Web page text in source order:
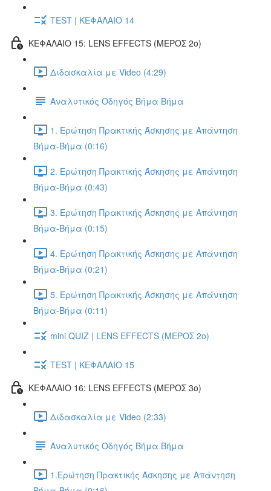
TEST | ΚΕΦΑΛΑΙΟ 14
ΚΕΦΑΛΑΙΟ 15: LENS EFFECTS (ΜΕΡΟΣ 2o)
Διδασκαλία με Video (4:29)
Αναλυτικός Οδηγός Βήμα Βήμα
1. Ερώτηση Πρακτικής Άσκησης με Απάντηση
Βήμα-Βήμα (0:16)
2. Ερώτηση Πρακτικής Άσκησης με Απάντηση
Βήμα-Βήμα (0:43)
3. Ερώτηση Πρακτικής Άσκησης με Απάντηση
Βήμα-Βήμα (0:15)
4. Ερώτηση Πρακτικής Άσκησης με Απάντηση
Βήμα-Βήμα (0:21)
5. Ερώτηση Πρακτικής Άσκησης με Απάντηση
Βήμα-Βήμα (0:11)
mini QUIZ | LENS EFFECTS (ΜΕΡΟΣ 2o)
TEST | ΚΕΦΑΛΑΙΟ 15
ΚΕΦΑΛΑΙΟ 16: LENS EFFECTS (ΜΕΡΟΣ 3o)
Διδασκαλία με Video (2:33)
Αναλυτικός Οδηγός Βήμα Βήμα
1.Ερώτηση Πρακτικής Άσκησης με Απάντηση